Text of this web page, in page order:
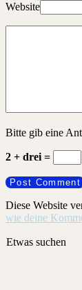
Website
Bitte gib eine
2 + drei =
Diese Website
wie deine
Etwas suchen